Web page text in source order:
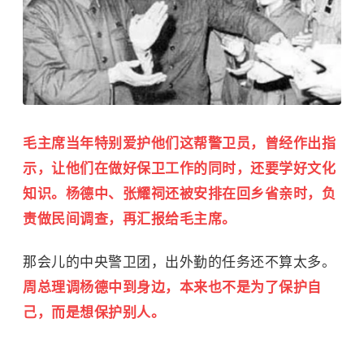
毛主席当年特别爱护他们这帮警卫员，曾经作出指
示，让他们在做好保卫工作的同时，还要学好文化
知识。杨德中、张耀祠还被安排在回乡省亲时，负
责做民间调查，再汇报给毛主席。
那会儿的中央警卫团，出外勤的任务还不算太多。
周总理调杨德中到身边，本来也不是为了保护自
己，而是想保护别人。